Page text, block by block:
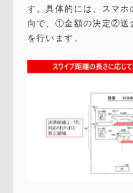
す。具体的には、スマ
向で、①金額の決定②送
を行います。